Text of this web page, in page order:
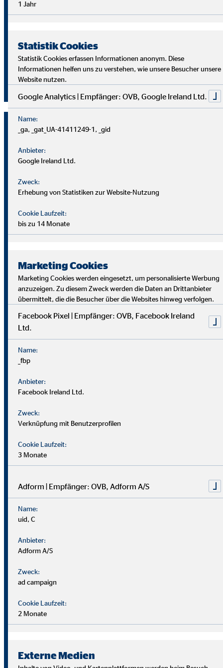
Überblick im Arbeitsalltag sowie analytische Fähigkeiten,
um die Ziele deiner Kundinnen richtig zu verstehen und
Starte auch du als OVB Finanzberater*in durch!
Jetzt klicken und bewerben!
Bei uns findest du Sicherheit, Selbstbestimmung und
Flexibilität. Teamarbeit und Austausch stehen im
Mittelpunkt. Dein Alltag ist vielfältig, da jede*r Kund*in
individuelle Lösungen braucht. Als OVB-Berater*in
unterstützt du Kund*innen, die richtigen finanziellen
Entscheidungen zu treffen.
Wir suchen Persönlichkeiten mit Charakter, die aus dem
Du musst kein Finanzprofi sein – unsere Ausbildung bereitet
1 Jahr
Statistik Cookies
Statistik Cookies erfassen Informationen anonym. Diese
Informationen helfen uns zu verstehen, wie unsere Besucher unsere
Website nutzen.
Google Analytics | Empfänger: OVB, Google Ireland Ltd.
Name:
_ga, _gat_UA-41411249-1, _gid
Anbieter:
Google Ireland Ltd.
Zweck:
Erhebung von Statistiken zur Website-Nutzung
Cookie Laufzeit:
bis zu 14 Monate
Marketing Cookies
Marketing Cookies werden eingesetzt, um personalisierte Werbung
anzuzeigen. Zu diesem Zweck werden die Daten an Drittanbieter
übermittelt, die die Besucher über die Websites hinweg verfolgen.
Facebook Pixel | Empfänger: OVB, Facebook Ireland
Ltd.
Name:
_fbp
Anbieter:
Facebook Ireland Ltd.
Zweck:
Verknüpfung mit Benutzerprofilen
Cookie Laufzeit:
3 Monate
Adform | Empfänger: OVB, Adform A/S
Name:
uid, C
Anbieter:
Adform A/S
Zweck:
ad campaign
Cookie Laufzeit:
2 Monate
Externe Medien